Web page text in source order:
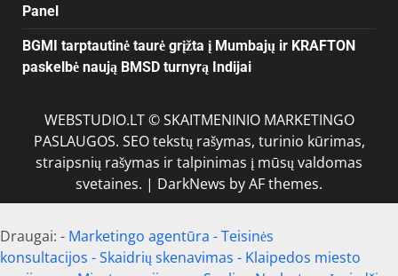
Panel
BGMI tarptautinė taurė grįžta į Mumbajų ir KRAFTON
paskelbė naują BMSD turnyrą Indijai
WEBSTUDIO.LT © SKAITMENINIO MARKETINGO
PASLAUGOS. SEO tekstų rašymas, turinio kūrimas,
straipsnių rašymas ir talpinimas į mūsų valdomas
svetaines. | DarkNews by AF themes.
Draugai: - Marketingo agentūra -Teisinės
konsultacijos -Skaidrių skenavimas - Klaipedos miesto